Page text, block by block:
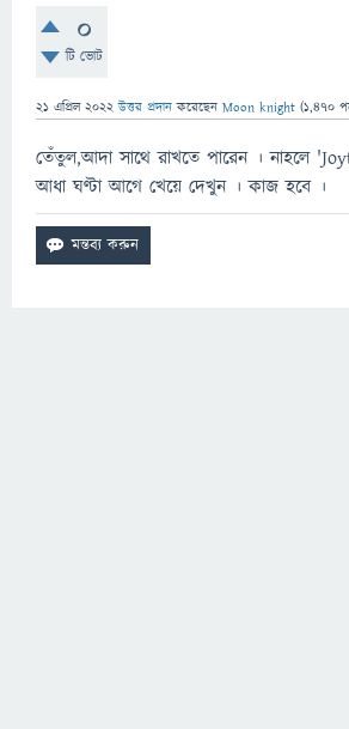
0
টি ভোট
21 এপ্রিল 2022 উত্তর প্রদান করেছেন Moon knight (1,470
তেঁতুল,আদা সাথে রাখতে পারেন । নাহলে
আধা ঘণ্টা আগে খেয়ে দেখুন । কাজ হবে ।